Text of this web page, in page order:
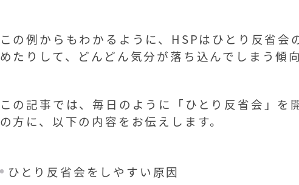
この例からもわかるように、HSPはひとり反省会
めたりして、どんどん気分が落ち込んでしまう傾
この記事では、毎日のように「ひとり反省会」を
の方に、以下の内容をお伝えします。
ひとり反省会をしやすい原因